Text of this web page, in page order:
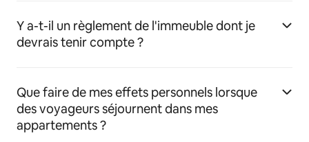
Y a-t-il un règlement de l'immeuble dont je
devrais tenir compte ?
Que faire de mes effets personnels lorsque
des voyageurs séjournent dans mes
appartements ?